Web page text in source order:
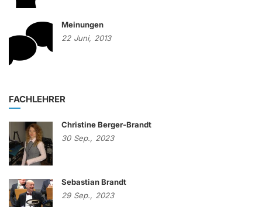
Meinungen
22 Juni, 2013
FACHLEHRER
Christine Berger-Brandt
30 Sep., 2023
Sebastian Brandt
29 Sep., 2023